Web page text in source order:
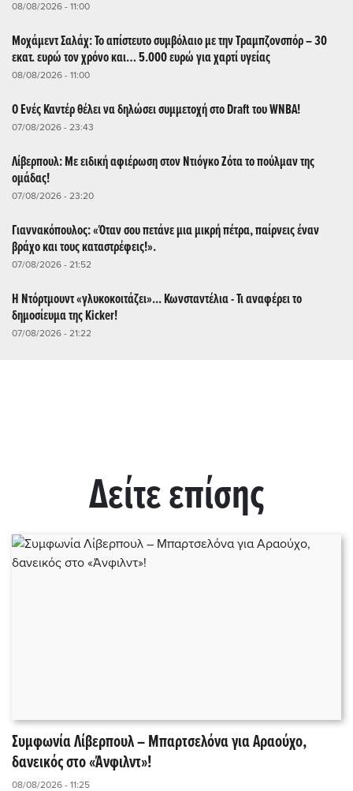
08/08/2026 - 11:00
Μοχάμεντ Σαλάχ: Το απίστευτο συμβόλαιο με την Τραμπζονσπόρ – 30
εκατ. ευρώ τον χρόνο και… 5.000 ευρώ για χαρτί υγείας
08/08/2026 - 11:00
Ο Ενές Καντέρ θέλει να δηλώσει συμμετοχή στο Draft του WNBA!
07/08/2026 - 23:43
Λίβερπουλ: Με ειδική αφιέρωση στον Ντιόγκο Ζότα το πούλμαν της
ομάδας!
07/08/2026 - 23:20
Γιαννακόπουλος: «Όταν σου πετάνε μια μικρή πέτρα, παίρνεις έναν
βράχο και τους καταστρέφεις!».
07/08/2026 - 21:52
Η Ντόρτμουντ «γλυκοκοιτάζει»... Κωνσταντέλια - Τι αναφέρει το
δημοσίευμα της Kicker!
07/08/2026 - 21:22
Δείτε επίσης
Συμφωνία Λίβερπουλ – Μπαρτσελόνα για Αραούχο,
δανεικός στο «Άνφιλντ»!
08/08/2026 - 11:25